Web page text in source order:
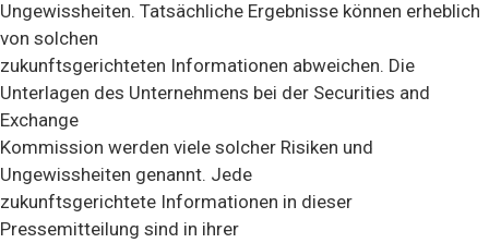
Ungewissheiten. Tatsächliche Ergebnisse können erheblich
von solchen
zukunftsgerichteten Informationen abweichen. Die
Unterlagen des Unternehmens bei der Securities and
Exchange
Kommission werden viele solcher Risiken und
Ungewissheiten genannt. Jede
zukunftsgerichtete Informationen in dieser
Pressemitteilung sind in ihrer